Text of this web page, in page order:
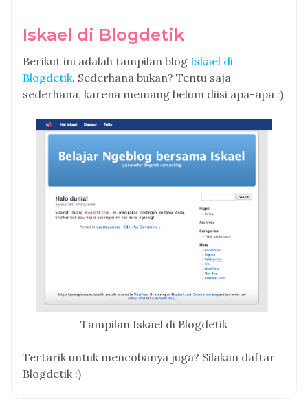
Iskael di Blogdetik
Berikut ini adalah tampilan blog Iskael di
Blogdetik. Sederhana bukan? Tentu saja
sederhana, karena memang belum diisi apa-apa :)
Tampilan Iskael di Blogdetik
Tertarik untuk mencobanya juga? Silakan daftar
Blogdetik :)